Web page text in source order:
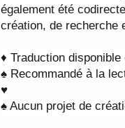
également été
création, de recherche
♦ Traduction
♠ Recommandé à la
♥
♠ Aucun projet de